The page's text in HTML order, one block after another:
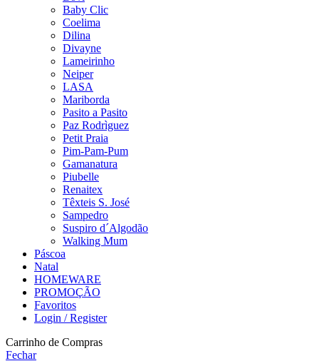
Baby Clic
Coelima
Dilina
Divayne
Lameirinho
Neiper
LASA
Mariborda
Pasito a Pasito
Paz Rodrìguez
Petit Praia
Pim-Pam-Pum
Gamanatura
Piubelle
Renaitex
Têxteis S. José
Sampedro
Suspiro d´Algodão
Walking Mum
Páscoa
Natal
HOMEWARE
PROMOÇÃO
Favoritos
Login / Register
Carrinho de Compras
Fechar